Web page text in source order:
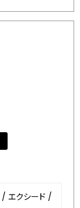
/ エクシード /